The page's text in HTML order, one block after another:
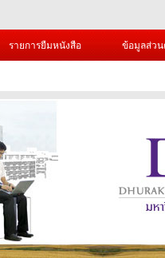
รายการยืมหนังสือ ข้อมูลส่ว